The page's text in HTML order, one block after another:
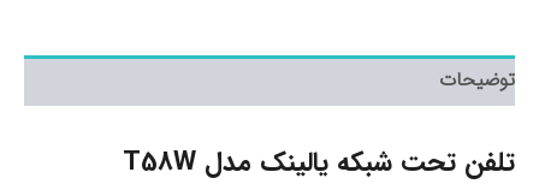
توضیحات
تلفن تحت شبکه یالینک مدل T58W